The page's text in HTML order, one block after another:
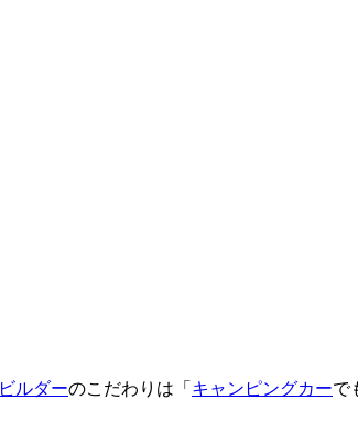
ビルダーのこだわりは「 キャンピングカーで